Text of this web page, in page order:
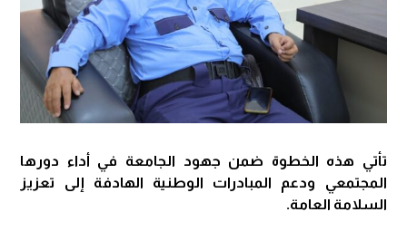
تأتي هذه الخطوة ضمن جهود الجامعة في أداء دورها
المجتمعي ودعم المبادرات الوطنية الهادفة إلى تعزيز
السلامة العامة.